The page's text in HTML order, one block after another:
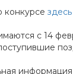
конкурсе здесь
с 14